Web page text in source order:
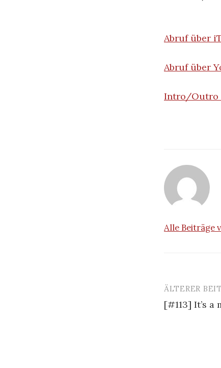
Abruf über
Abruf über
Intro/Outro
Alle Beiträge
Beitrags-
ÄLTERER
[#113] It’s a